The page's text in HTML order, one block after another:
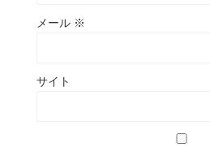
メール ※
サイト